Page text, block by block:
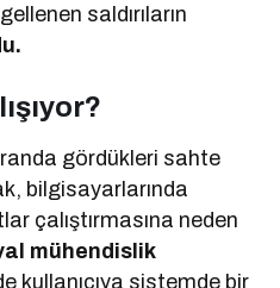
saldırıların
gördükleri sahte
bilgisayarlarında
çalıştırmasına neden
mühendislik
kullanıcıya sistemde bir